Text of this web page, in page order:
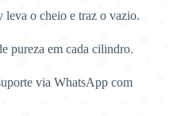
leva o cheio e traz o vazio.
pureza em cada cilindro.
via WhatsApp com